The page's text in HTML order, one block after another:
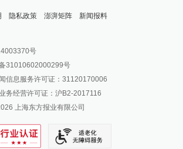
隐私政策 澎湃矩阵
澎湃新闻公众号
澎湃新闻抖音号
派生万物开放平台
IP SHANGHAI
SIXTH TONE
新闻报料
箱: news@thepaper.cn
号
31010602000299号
信息服务许可证：31120170006
务经营许可证：沪B2-2017116
上海东方报业有限公司